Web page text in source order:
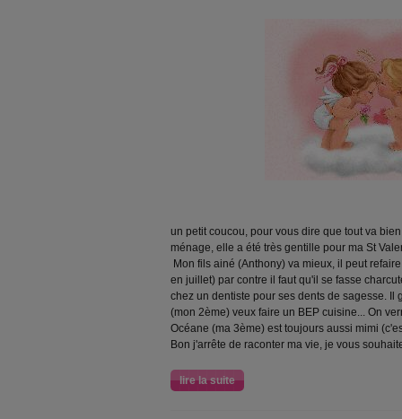
un petit coucou, pour vous dire que tout va
ménage, elle a été très gentille pour ma St
Mon fils ainé (Anthony) va mieux, il peut
en juillet) par contre il faut qu'il se fasse
chez un dentiste pour ses dents de sagesse. Il
(mon 2ème) veux faire un BEP cuisine... On
Océane (ma 3ème) est toujours aussi mimi
Bon j'arrête de raconter ma vie, je vous
lire la suite